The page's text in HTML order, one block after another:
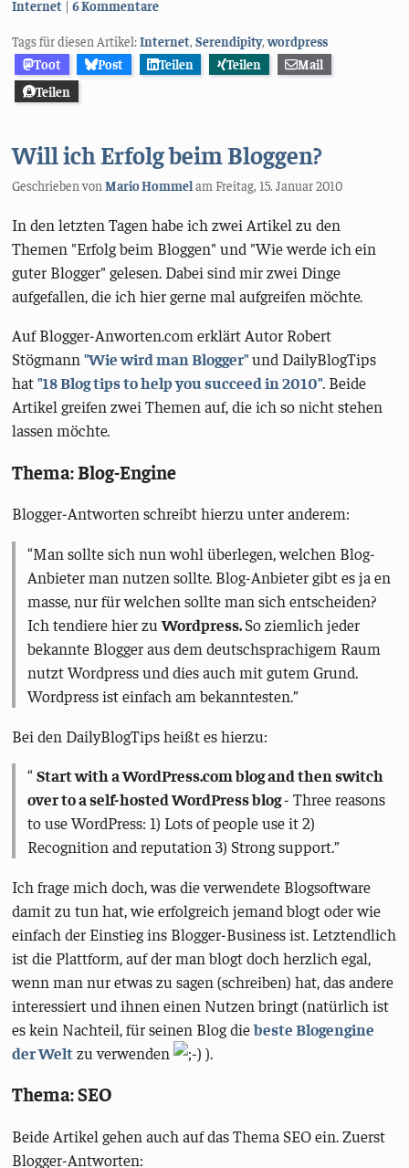
Kategorien:
Internet 6 Kommentare
Tags für diesen Artikel:Internet,Serendipity,wordpress
Toot
Post Teilen Teilen
Mail
Teilen
Will ich Erfolg beim Bloggen?
Geschrieben vonMario HommelamFreitag, 15. Januar 2010
In den letzten Tagen habe ich zwei Artikel zu den
Themen "Erfolg beim Bloggen" und "Wie werde ich ein
guter Blogger" gelesen. Dabei sind mir zwei Dinge
aufgefallen, die ich hier gerne mal aufgreifen möchte.
Auf Blogger-Anworten.com erklärt Autor Robert
Stögmann"Wie wird man Blogger"und DailyBlogTips
hat"18 Blog tips to help you succeed in 2010". Beide
Artikel greifen zwei Themen auf, die ich so nicht stehen
lassen möchte.
Thema: Blog-Engine
Blogger-Antworten schreibt hierzu unter anderem:
Man sollte sich nun wohl überlegen, welchen Blog-
Anbieter man nutzen sollte. Blog-Anbieter gibt es ja en
masse, nur für welchen sollte man sich entscheiden?
Ich tendiere hier zuWordpress.So ziemlich jeder
bekannte Blogger aus dem deutschsprachigem Raum
nutzt Wordpress und dies auch mit gutem Grund.
Wordpress ist einfach am bekanntesten.
Bei den DailyBlogTips heißt es hierzu:
Start with a WordPress.com blog and then switch
over to a self-hosted WordPress blog- Three reasons
to use WordPress: 1) Lots of people use it 2)
Recognition and reputation 3) Strong support.
Ich frage mich doch, was die verwendete Blogsoftware
damit zu tun hat, wie erfolgreich jemand blogt oder wie
einfach der Einstieg ins Blogger-Business ist. Letztendlich
ist die Plattform, auf der man blogt doch herzlich egal,
wenn man nur etwas zu sagen (schreiben) hat, das andere
interessiert und ihnen einen Nutzen bringt (natürlich ist
es kein Nachteil, für seinen Blog diebeste Blogengine
der Weltzu verwenden ).
Thema: SEO
Beide Artikel gehen auch auf das Thema SEO ein. Zuerst
Blogger-Antworten: